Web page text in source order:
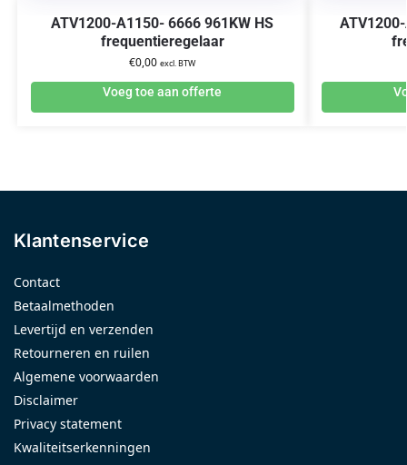
ATV1200-A1150- 6666 961KW HS
frequentieregelaar
€0,00 excl. BTW
Voeg toe aan offerte
Klantenservice
Contact
Betaalmethoden
Levertijd en verzenden
Retourneren en ruilen
Algemene voorwaarden
Disclaimer
Privacy statement
Kwaliteitserkenningen